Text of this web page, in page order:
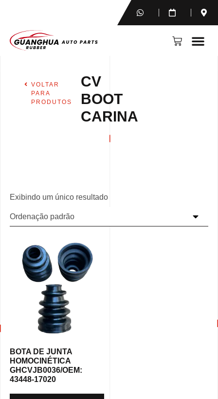
VOLTAR
PARA
PRODUTOS
CV
BOOT
CARINA
Exibindo um único resultado
BOTA DE JUNTA
HOMOCINÉTICA
GHCVJB0036/OEM:
43448-17020